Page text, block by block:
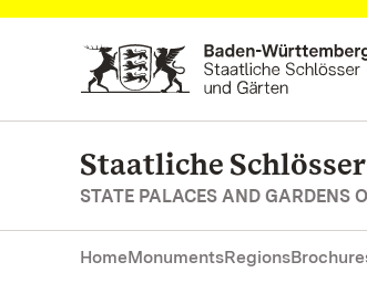
Navigate to main page
Staatliche
STATE PALACES AND GARDENS
HomeMonumentsRegions